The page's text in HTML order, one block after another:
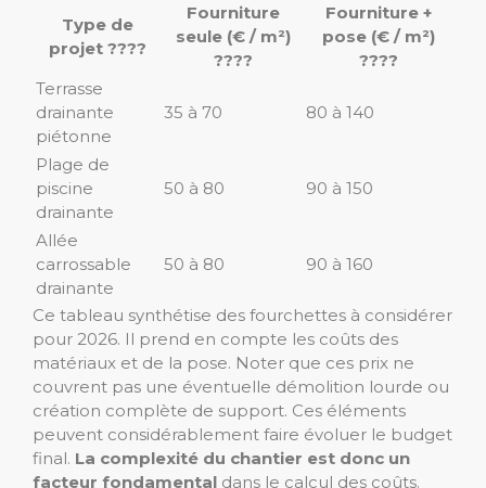
Type de
projet ????
Fourniture
seule (€ / m²)
????
Fourniture +
pose (€ / m²)
????
Terrasse
drainante
piétonne
35 à 70 80 à 140
Plage de
piscine
drainante
50 à 80 90 à 150
Allée
carrossable
drainante
50 à 80 90 à 160
Ce tableau synthétise des fourchettes à considérer
pour 2026. Il prend en compte les coûts des
matériaux et de la pose. Noter que ces prix ne
couvrent pas une éventuelle démolition lourde ou
création complète de support. Ces éléments
peuvent considérablement faire évoluer le budget
final. La complexité du chantier est donc un
facteur fondamental dans le calcul des coûts.